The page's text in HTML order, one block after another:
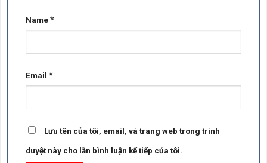
Name*
Email *
Lưu tên của tôi, email, và trang web trong trình
duyệt này cho lần bình luận kế tiếp của tôi.